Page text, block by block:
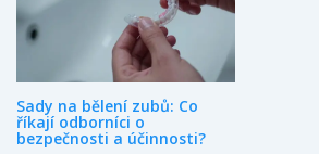
Sady na bělení zubů: Co
říkají odborníci o
bezpečnosti a účinnosti?